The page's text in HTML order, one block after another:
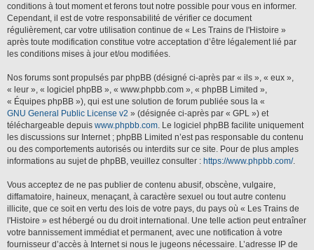
conditions à tout moment et ferons tout notre possible pour vous en informer.
Cependant, il est de votre responsabilité de vérifier ce document
régulièrement, car votre utilisation continue de « Les Trains de l'Histoire »
après toute modification constitue votre acceptation d’être légalement lié par
les conditions mises à jour et/ou modifiées.
Nos forums sont propulsés par phpBB (désigné ci-après par « ils », « eux »,
« leur », « logiciel phpBB », « www.phpbb.com », « phpBB Limited »,
« Équipes phpBB »), qui est une solution de forum publiée sous la «
GNU General Public License v2 » (désignée ci-après par « GPL ») et
téléchargeable depuis www.phpbb.com. Le logiciel phpBB facilite uniquement
les discussions sur Internet ; phpBB Limited n’est pas responsable du contenu
ou des comportements autorisés ou interdits sur ce site. Pour de plus amples
informations au sujet de phpBB, veuillez consulter : https://www.phpbb.com/.
Vous acceptez de ne pas publier de contenu abusif, obscène, vulgaire,
diffamatoire, haineux, menaçant, à caractère sexuel ou tout autre contenu
illicite, que ce soit en vertu des lois de votre pays, du pays où « Les Trains de
l'Histoire » est hébergé ou du droit international. Une telle action peut entraîner
votre bannissement immédiat et permanent, avec une notification à votre
fournisseur d’accès à Internet si nous le jugeons nécessaire. L’adresse IP de